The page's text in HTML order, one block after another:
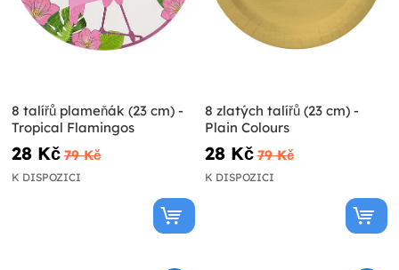
8 talířů plameňák (23 cm) -
Tropical Flamingos
28 Kč 79 Kč
K DISPOZICI
8 zlatých talířů (23 cm) -
Plain Colours
28 Kč 79 Kč
K DISPOZICI